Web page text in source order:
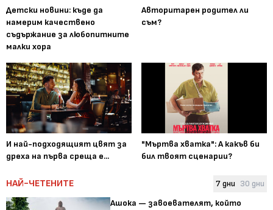
Детски новини: къде да
намерим качествено
съдържание за любопитните
малки хора
Авторитарен родител ли
съм?
И най-подходящият цвят за
дреха на първа среща е...
"Мъртва хватка": А какъв би
бил твоят сценарии?
НАЙ-ЧЕТЕНИТЕ 7 дни 30 дни
Ашока — завоевателят, който